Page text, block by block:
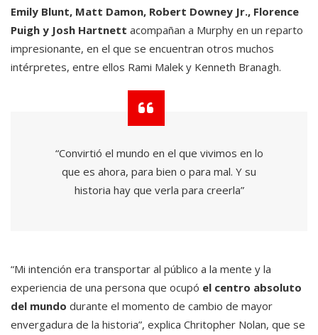
Emily Blunt, Matt Damon, Robert Downey Jr., Florence
Puigh y Josh Hartnett acompañan a Murphy en un reparto
impresionante, en el que se encuentran otros muchos
intérpretes, entre ellos Rami Malek y Kenneth Branagh.
“Convirtió el mundo en el que vivimos en lo
que es ahora, para bien o para mal. Y su
historia hay que verla para creerla”
“Mi intención era transportar al público a la mente y la
experiencia de una persona que ocupó el centro absoluto
del mundo durante el momento de cambio de mayor
envergadura de la historia”, explica Chritopher Nolan, que se